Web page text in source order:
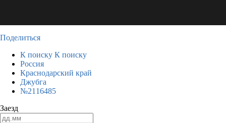
Поделиться
К поиску К поиску
Россия
Краснодарский край
Джубга
№2116485
Заезд